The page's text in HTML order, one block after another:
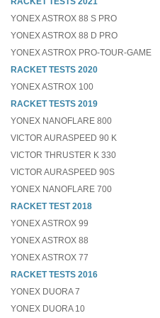
YONEX ASTROX 88 S PRO
YONEX ASTROX 88 D PRO
YONEX ASTROX PRO-TOUR-GAME
RACKET TESTS 2020
YONEX ASTROX 100
RACKET TESTS 2019
YONEX NANOFLARE 800
VICTOR AURASPEED 90 K
VICTOR THRUSTER K 330
VICTOR AURASPEED 90S
YONEX NANOFLARE 700
RACKET TEST 2018
YONEX ASTROX 99
YONEX ASTROX 88
YONEX ASTROX 77
RACKET TESTS 2016
YONEX DUORA 7
YONEX DUORA 10